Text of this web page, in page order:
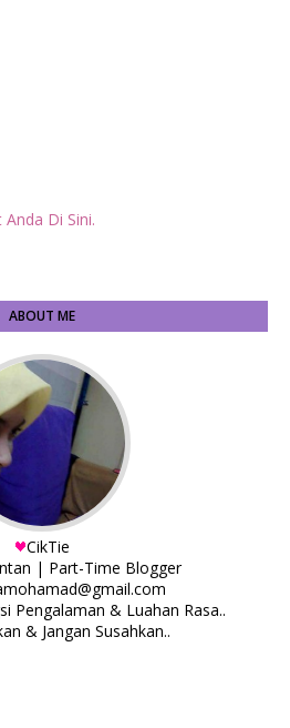
Di Sini.
ABOUT ME
CikTie
| Part-Time Blogger
Pengalaman & Luahan Rasa..
& Jangan Susahkan..